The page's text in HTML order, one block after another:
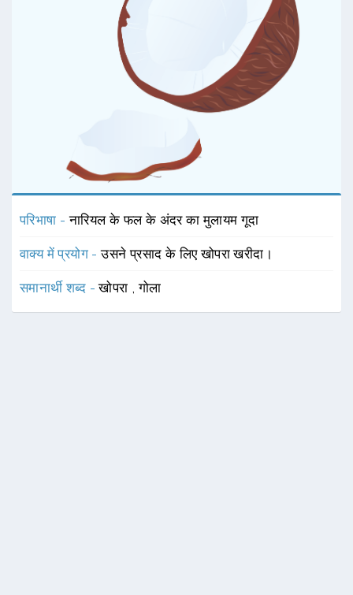
परिभाषा -नारियल के फल के अंदर का मुलायम गूदा
वाक्य में प्रयोग -उसने प्रसाद के लिए खोपरा खरीदा।
समानार्थी शब्द -खोपरा ,गोला